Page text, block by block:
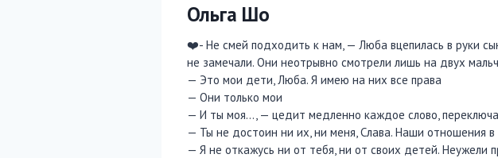
Ольга Шо
❤️- Не смей подходить к нам, — Люба вцепилась в руки
не замечали. Они неотрывно смотрели лишь на двух
— Это мои дети, Люба. Я имею на них все права
— Они только мои
— И ты моя…, — цедит медленно каждое слово,
— Ты не достоин ни их, ни меня, Слава. Наши отношения
— Я не откажусь ни от тебя, ни от своих детей. Неужели